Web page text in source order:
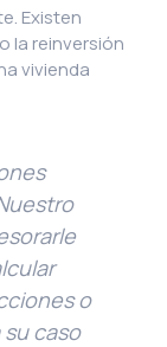
Existen
la reinversión
vivienda
o
caso